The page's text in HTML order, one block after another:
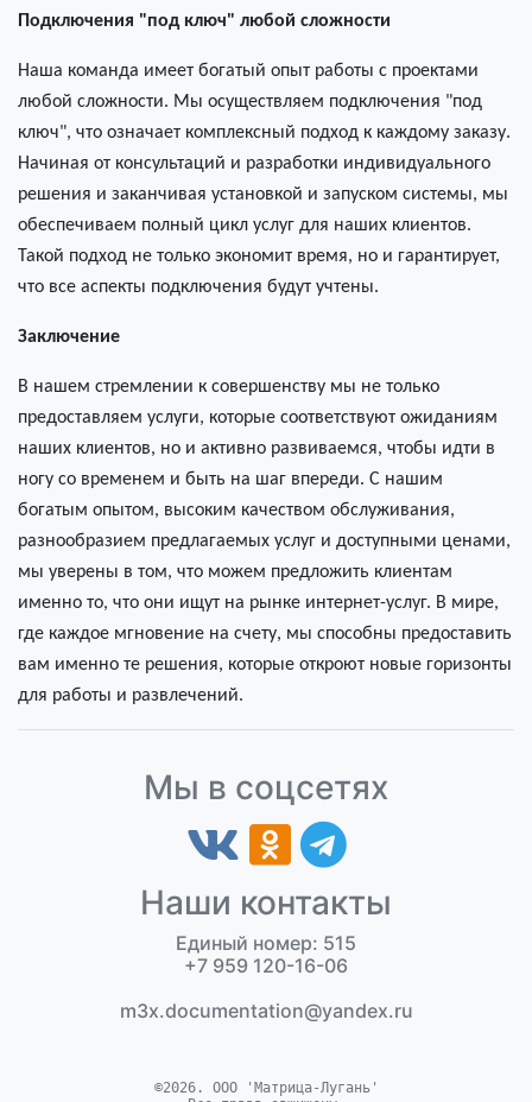
Подключения "под ключ" любой сложности
Наша команда имеет богатый опыт работы с проектами
любой сложности. Мы осуществляем подключения "под
ключ", что означает комплексный подход к каждому заказу.
Начиная от консультаций и разработки индивидуального
решения и заканчивая установкой и запуском системы, мы
обеспечиваем полный цикл услуг для наших клиентов.
Такой подход не только экономит время, но и гарантирует,
что все аспекты подключения будут учтены.
Заключение
В нашем стремлении к совершенству мы не только
предоставляем услуги, которые соответствуют ожиданиям
наших клиентов, но и активно развиваемся, чтобы идти в
ногу со временем и быть на шаг впереди. С нашим
богатым опытом, высоким качеством обслуживания,
разнообразием предлагаемых услуг и доступными ценами,
мы уверены в том, что можем предложить клиентам
именно то, что они ищут на рынке интернет-услуг. В мире,
где каждое мгновение на счету, мы способны предоставить
вам именно те решения, которые откроют новые горизонты
для работы и развлечений.
Мы в соцсетях
Наши контакты
Единый номер: 515
+7 959 120-16-06
m3x.documentation@yandex.ru
©2026. ООО 'Матрица-Лугань'